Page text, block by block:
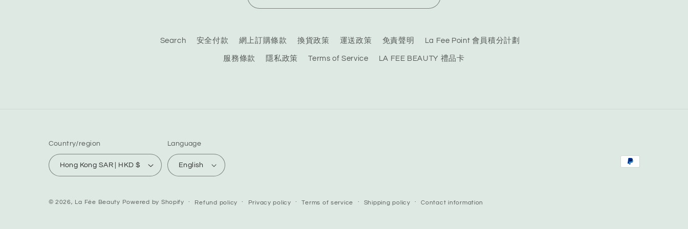
Search 安全付款 網上訂購條款 換貨政策 運送政策 免責聲明 La Fee Point 會員積分計劃
服務條款 隱私政策 Terms of Service LA FEE BEAUTY 禮品卡
Country/region
Hong Kong SAR | HKD $
Language
English
Payment
© 2026, La Fée Beauty Powered by Shopify Refund policy Privacy policy Terms of service Shipping policy Contact information